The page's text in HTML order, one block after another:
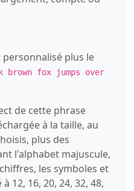
personnalisé plus le
brown fox jumps over
de cette phrase
à la taille, au
plus des
l'alphabet majuscule,
les symboles et
12, 16, 20, 24, 32, 48,